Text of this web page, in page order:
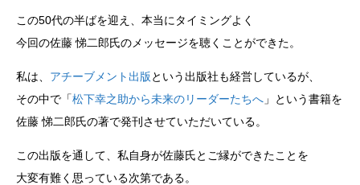
この50代の半ばを迎え、本当にタイミングよく
今回の佐藤 悌二郎氏のメッセージを聴くことができた。
私は、 アチーブメント出版という出版社も経営しているが、
その中で「松下幸之助から未来のリーダーたちへ 」という書籍を
佐藤 悌二郎氏の著で発刊させていただいている。
この出版を通して、私自身が佐藤氏とご縁ができたことを
大変有難く思っている次第である。